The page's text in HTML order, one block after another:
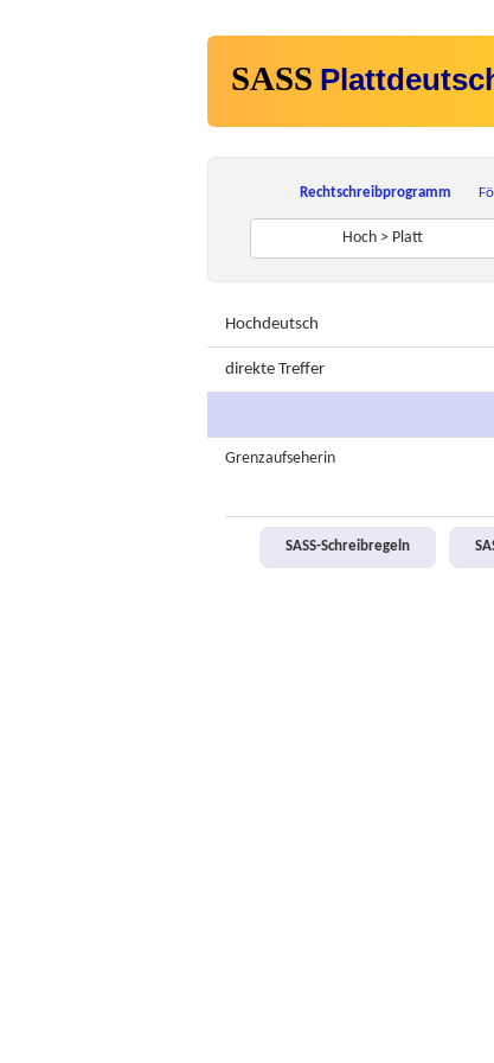
SASS
Rechtschreibprogramm
Hoch > Platt
Hochdeutsch
direkte Treffer
Grenzaufseherin
SASS-Schreibregeln